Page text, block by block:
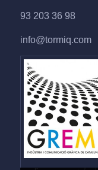
93 203 36 98
info@tormiq.com